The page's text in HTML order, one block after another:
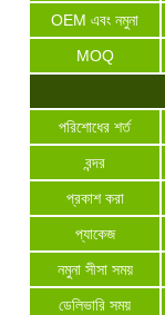
OEM এবং নমুনা
MOQ
পরিশোধের শর্ত
বন্দর
প্রকাশ করা
প্যাকেজ
নমুনা সীসা সময়
ডেলিভারি সময়